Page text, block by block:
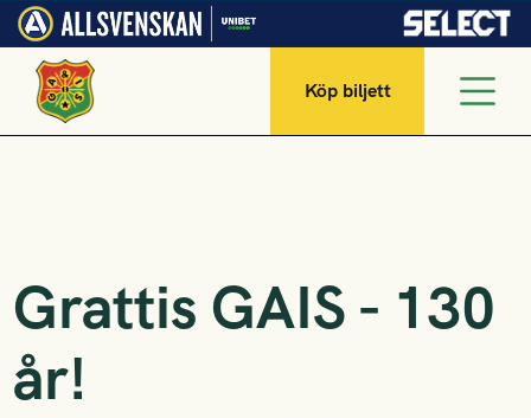
Köp biljett
Grattis GAIS - 130
år!